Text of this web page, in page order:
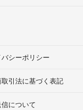
シーポリシー
引法に基づく表記
について